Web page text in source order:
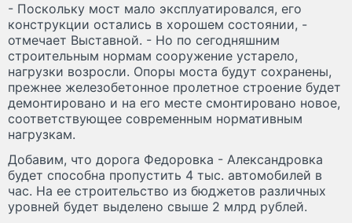
- Поскольку мост мало эксплуатировался, его
конструкции остались в хорошем состоянии, -
отмечает Выставной. - Но по сегодняшним
строительным нормам сооружение устарело,
нагрузки возросли. Опоры моста будут сохранены,
прежнее железобетонное пролетное строение будет
демонтировано и на его месте смонтировано новое,
соответствующее современным нормативным
нагрузкам.
Добавим, что дорога Федоровка - Александровка
будет способна пропустить 4 тыс. автомобилей в
час. На ее строительство из бюджетов различных
уровней будет выделено свыше 2 млрд рублей.